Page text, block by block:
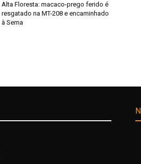
Alta Floresta: macaco-prego ferido é
resgatado na MT-208 e encaminhado
à Sema